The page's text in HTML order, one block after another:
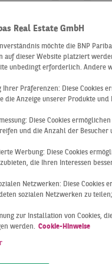
Logistikmarkt
Ihnen regelmäßig
sowie Details
Real Estate GmbH
möchte die BNP
auf dieser Website platziert
unbedingt erforderlich. Andere
Ihrer Präferenzen: Diese Cookies
die Anzeige unserer Produkte
Diese Cookies
und die Anzahl der Besucher
Werbung: Diese Cookies
die Ihren Interessen
Netzwerken: Diese Cookies
sozialen Netzwerken zu teilen;
zur Installation von Cookies,
werden. Cookie-Hinweise